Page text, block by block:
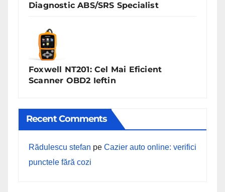
Diagnostic ABS/SRS Specialist
Foxwell NT201: Cel Mai Eficient
Scanner OBD2 Ieftin
Recent Comments
Rădulescu stefan pe Cazier auto online: verifici
punctele fără cozi